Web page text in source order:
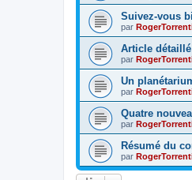
Suivez-vous
par
Article
par
Un
par
Quatre
par
Résumé du
par